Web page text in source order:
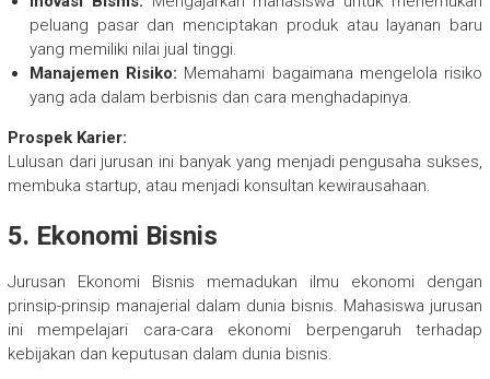
peluang pasar dan menciptakan produk atau layanan baru
yang memiliki nilai jual tinggi.
Manajemen Risiko: Memahami bagaimana mengelola risiko
yang ada dalam berbisnis dan cara menghadapinya.
Prospek Karier:
Lulusan dari jurusan ini banyak yang menjadi pengusaha sukses,
membuka startup, atau menjadi konsultan kewirausahaan.
5. Ekonomi Bisnis
Jurusan Ekonomi Bisnis memadukan ilmu ekonomi dengan
prinsip-prinsip manajerial dalam dunia bisnis. Mahasiswa jurusan
ini mempelajari cara-cara ekonomi berpengaruh terhadap
kebijakan dan keputusan dalam dunia bisnis.